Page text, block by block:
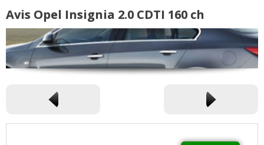
Avis Opel Insignia 2.0 CDTI 160 ch